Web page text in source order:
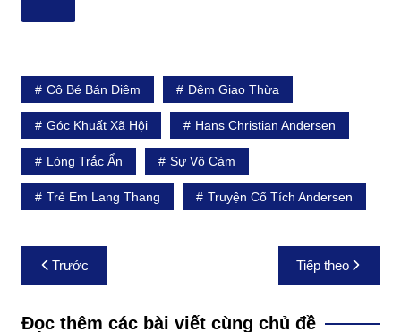
Cô Bé Bán Diêm Đêm Giao Thừa
Góc Khuất Xã Hội Hans Christian Andersen
Lòng Trắc Ẩn Sự Vô Cảm
Trẻ Em Lang Thang Truyện Cổ Tích Andersen
Điều
hướng
bài
Trước Tiếp theo
Đọc thêm các bài viết cùng chủ đề